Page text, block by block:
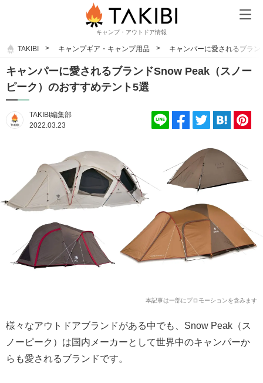
キャンプ・アウトドア情報
TAKIBI キャンプギア・キャンプ用品 キャンパーに愛されるブラ
キャンパーに愛されるブランドSnow Peak（スノー
ピーク）のおすすめテント5選
TAKIBI編集部
2022.03.23
本記事は一部にプロモーションを含みます
様々なアウトドアブランドがある中でも、Snow Peak（ス
ノーピーク）は国内メーカーとして世界中のキャンパーか
らも愛されるブランドです。